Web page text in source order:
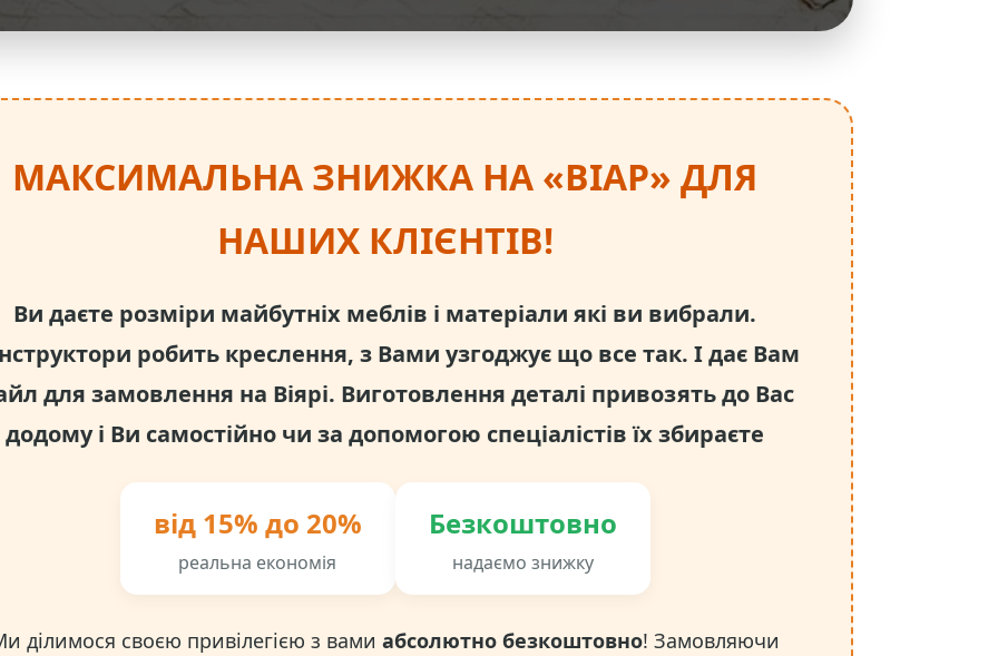
МАКСИМАЛЬНА ЗНИЖКА НА «ВІАР» ДЛЯ
НАШИХ КЛІЄНТІВ!
Ви даєте розміри майбутніх меблів і матеріали які ви вибрали.
робить креслення, з Вами узгоджує що все так. І дає Вам
для замовлення на Віярі. Виготовлення деталі привозять до Вас
додому і Ви самостійно чи за допомогою спеціалістів їх збираєте
від 15% до 20%
реальна економія
Безкоштовно
надаємо знижку
ділимося своєю привілегією з вами абсолютно безкоштовно! Замовляючи